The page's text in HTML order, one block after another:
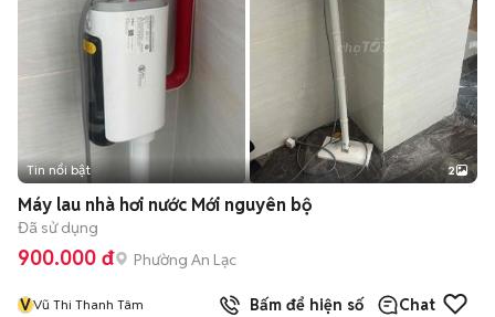
Tin nổi bật 2
Máy lau nhà hơi nước Mới nguyên bộ
Đã sử dụng
900.000 đ Phường An Lạc
VVũ Thi Thanh Tâm Bấm để hiện số Chat